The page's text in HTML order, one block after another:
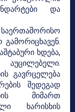
და
ხდება,
გავრცელება
შედეგად
მიმართ
ხარისხის